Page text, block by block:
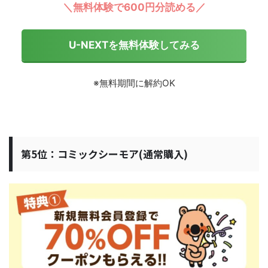
＼無料体験で600円分読める／
U-NEXTを無料体験してみる
※無料期間に解約OK
第5位：コミックシーモア(通常購入)